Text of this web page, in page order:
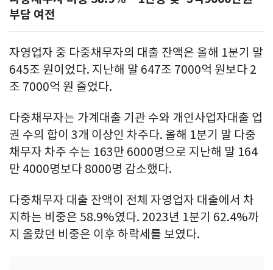
부담 여전
자영업자 중 다중채무자의 대출 잔액은 올해 1분기 말
645조 원이었다. 지난해 말 647조 7000억 원보다 2
조 7000억 원 줄었다.
다중채무자는 가계대출 기관 수와 개인사업자대출 업
권 수의 합이 3개 이상인 차주다. 올해 1분기 말 다중
채무자 차주 수는 163만 6000명으로 지난해 말 164
만 4000명보다 8000명 감소했다.
다중채무자 대출 잔액이 전체 자영업자 대출에서 차
지하는 비중은 58.9%였다. 2023년 1분기 62.4%까
지 올랐던 비중은 이후 하락세를 보였다.